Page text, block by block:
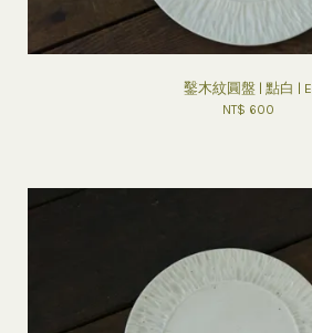
鑿木紋圓盤 | 點白 | E
NT$ 600